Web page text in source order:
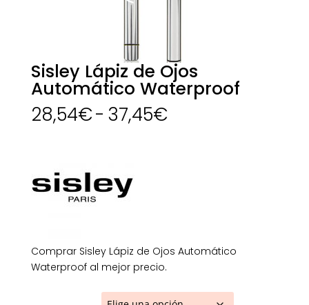
Sisley Lápiz de Ojos
Automático Waterproof
28,54€- 37,45€Rango
Comprar Sisley Lápiz de Ojos Automático
Waterproof al mejor precio.